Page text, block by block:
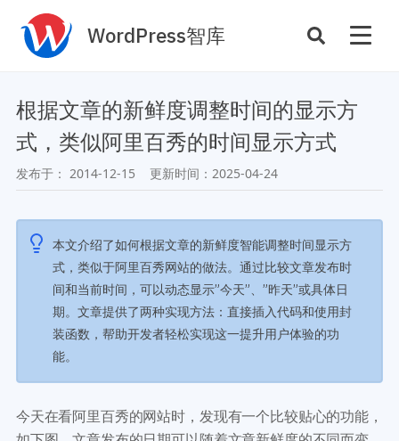
WordPress智库
主机托管 性能优化
SEO与全站运营
案例
主题案例
插件案例
商店
插件商店
资源
主题推荐
开发手册
主题开发手册
开发教程
主题开发分享
技术专题
安全增强
根据文章的新鲜度调整时间的显示方
式，类似阿里百秀的时间显示方式
发布于： 2014-12-15 更新时间： 2025-04-24
本文介绍了如何根据文章的新鲜度智能调整时间显示方
式，类似于阿里百秀网站的做法。通过比较文章发布时
间和当前时间，可以动态显示”今天”、”昨天”或具体日
期。文章提供了两种实现方法：直接插入代码和使用封
装函数，帮助开发者轻松实现这一提升用户体验的功
能。
今天在看阿里百秀的网站时，发现有一个比较贴心的功能，